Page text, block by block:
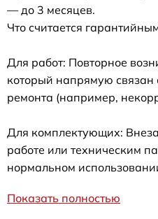
— до 3 месяцев.
Что считается
Для работ: Повторное
который напрямую связан
ремонта (например,
Для комплектующих:
работе или техническим
нормальном
Показать полностью